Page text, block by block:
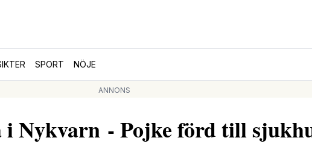
SPORT NÖJE
ANNONS
i Nykvarn - Pojke förd till